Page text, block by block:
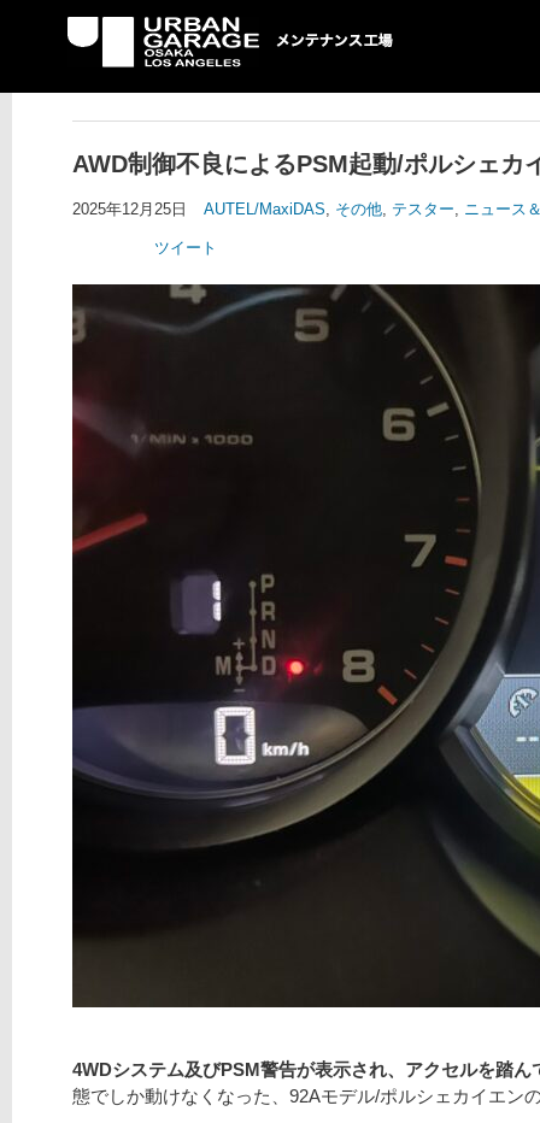
UG メンテナンス工場
AWD制御不良によるPSM起動/ポルシェカ
2025年12月25日 AUTEL/MaxiDAS, その他, テスター, ニュース
ツイート
4WDシステム及びPSM警告が表示され、アクセルを踏
態でしか動けなくなった、92Aモデル/ポルシェカイエン